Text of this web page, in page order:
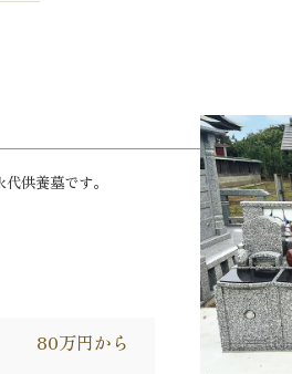
供養墓です。
80万円から